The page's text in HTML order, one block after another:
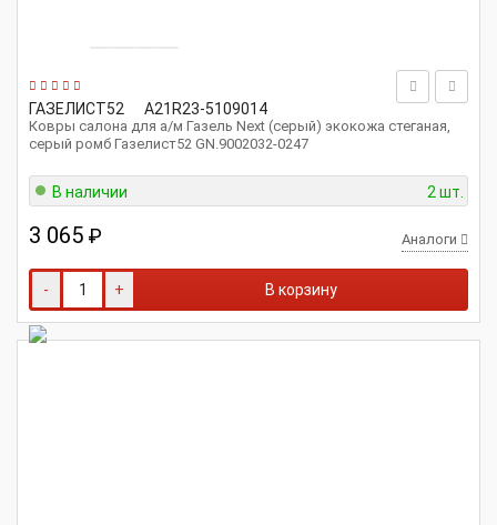
ГАЗЕЛИСТ52 A21R23-5109014
Ковры салона для а/м Газель Next (серый) экокожа стеганая,
серый ромб Газелист52 GN.9002032-0247
В наличии 2 шт.
3 065 ₽ Аналоги
- + В корзину